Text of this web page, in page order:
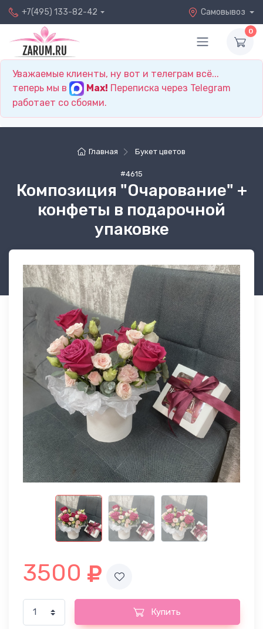
+7(495) 133-82-42 Самовывоз
0
Уважаемые клиенты, ну вот и телеграм всё...
теперь мы в
Max! Переписка через Telegram
работает со сбоями.
Главная Букет цветов
#4615
Композиция "Очарование" +
конфеты в подарочной
упаковке
3500
Купить